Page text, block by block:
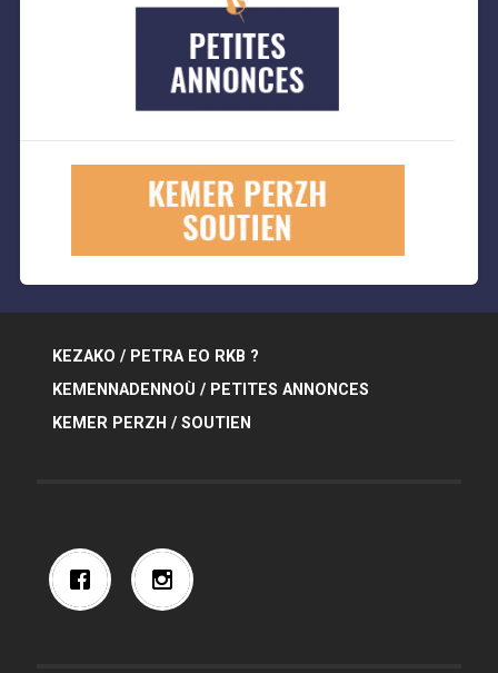
KEZAKO / PETRA EO RKB ?
KEMENNADENNOÙ / PETITES ANNONCES
KEMER PERZH / SOUTIEN